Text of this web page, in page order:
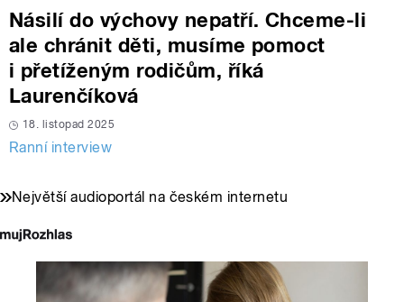
Násilí do výchovy nepatří. Chceme-li
ale chránit děti, musíme pomoct
i přetíženým rodičům, říká
Laurenčíková
18. listopad 2025
Ranní interview
Největší audioportál na českém internetu